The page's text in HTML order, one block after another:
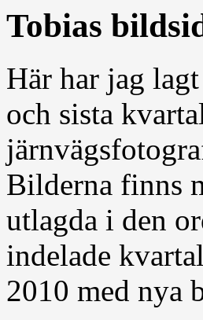
Tobias
Här har jag
och sista
Bilderna finns
utlagda i den
indelade
2010 med nya